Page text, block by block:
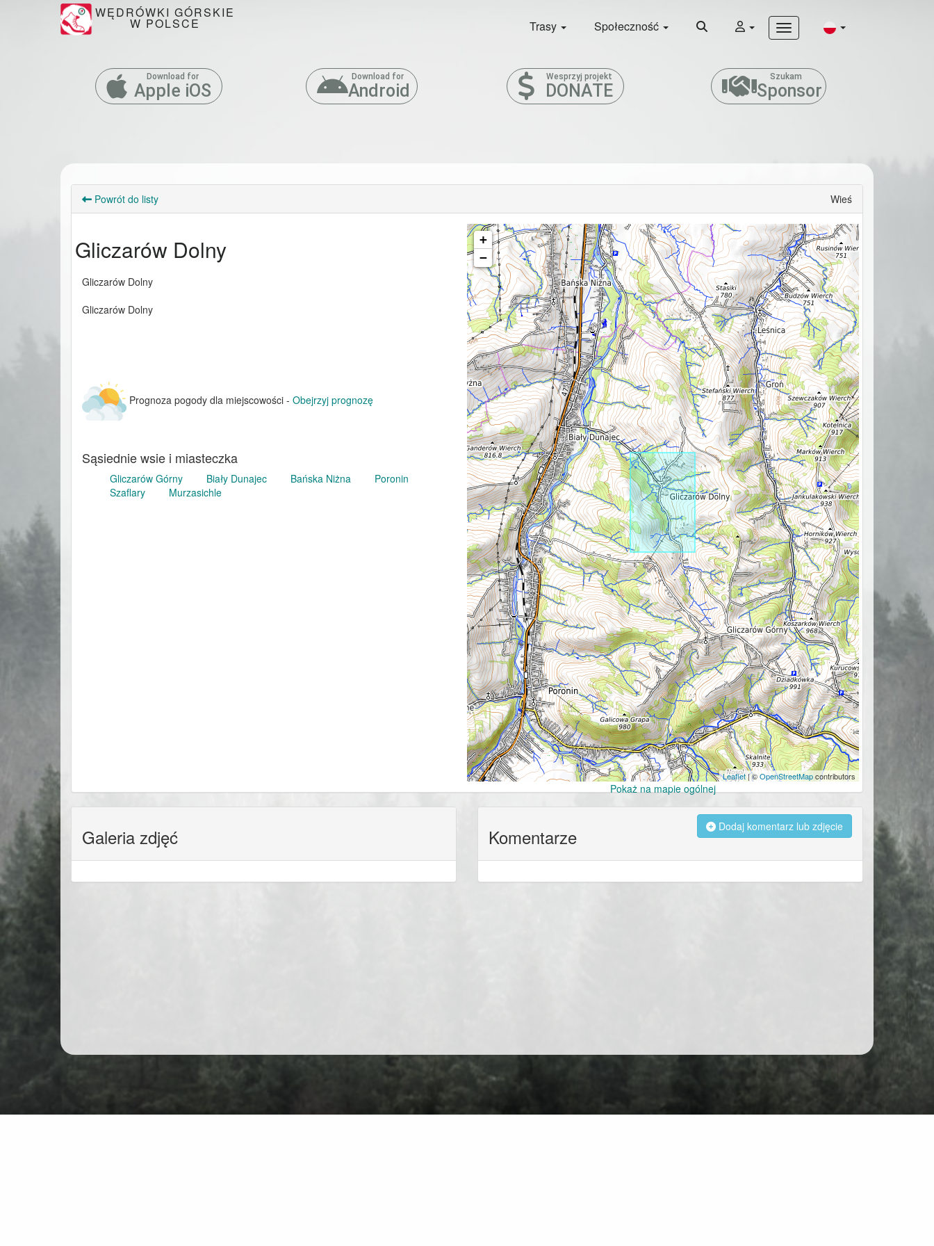
WĘDRÓWKI GÓRSKIE
W POLSCE Trasy Społeczność
Download for
Apple iOS
Download for
Android
Wesprzyj projekt
DONATE
Szukam
Sponsor
Powrót do listy Wieś
Gliczarów Dolny
Gliczarów Dolny
Gliczarów Dolny
Prognoza pogody dla miejscowości - Obejrzyj prognozę
Sąsiednie wsie i miasteczka
Gliczarów Górny Biały Dunajec Bańska Niżna
Poronin
Szaflary
Murzasichle
+
−
Leaflet| ©OpenStreetMapcontributors
Pokaż na mapie ogólnej
Galeria zdjęć Komentarze Dodaj komentarz lub zdjęcie